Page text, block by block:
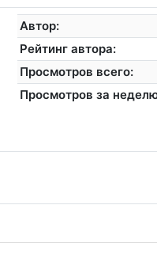
Автор:
Рейтинг автора:
Просмотров всего:
Просмотров за